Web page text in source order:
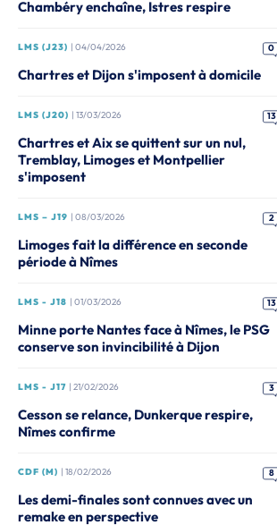
Chambéry enchaîne, Istres respire
LMS (J23) | 04/04/2026 0
Chartres et Dijon s'imposent à domicile
LMS (J20) | 13/03/2026 13
Chartres et Aix se quittent sur un nul,
Tremblay, Limoges et Montpellier
s'imposent
LMS – J19 | 08/03/2026 2
Limoges fait la différence en seconde
période à Nîmes
LMS - J18 | 01/03/2026 13
Minne porte Nantes face à Nîmes, le PSG
conserve son invincibilité à Dijon
LMS - J17 | 21/02/2026 3
Cesson se relance, Dunkerque respire,
Nîmes confirme
CDF (M) | 18/02/2026 8
Les demi-finales sont connues avec un
remake en perspective